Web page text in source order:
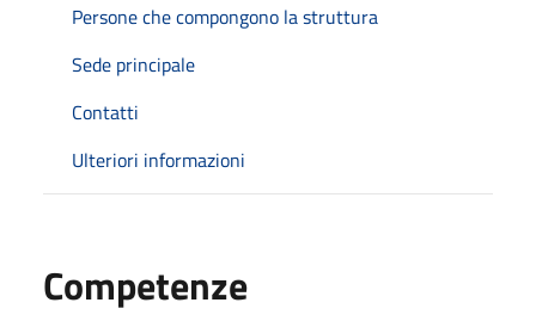
Persone che compongono la struttura
Sede principale
Contatti
Ulteriori informazioni
Competenze